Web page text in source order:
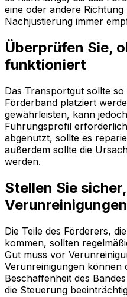
eine oder andere
Nachjustierung immer
Überprüfen Sie,
funktioniert
Das Transportgut sollte
Förderband platziert
gewährleisten, kann
Führungsprofil
abgenutzt, sollte es
außerdem sollte die
werden.
Stellen Sie
Die Teile des Förderers,
kommen, sollten
Gut muss vor
Verunreinigungen können
Beschaffenheit des
die Steuerung